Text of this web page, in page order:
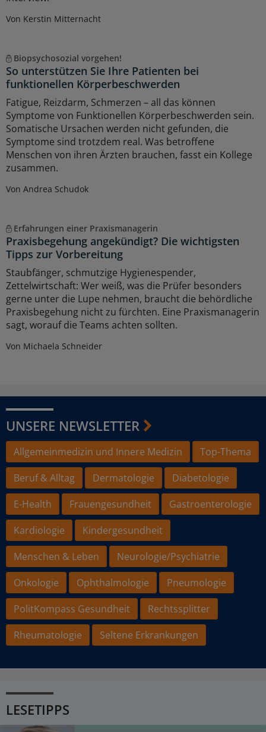
Von Kerstin Mitternacht
Biopsychosozial vorgehen!
So unterstützen Sie Ihre Patienten bei
funktionellen Körperbeschwerden
Fatigue, Reizdarm, Schmerzen – all das können
Symptome von Funktionellen Körperbeschwerden sein.
Somatische Ursachen werden nicht gefunden, die
Symptome sind trotzdem real. Was betroffene
Menschen von ihren Ärzten brauchen, fasst ein Kollege
zusammen.
Von Andrea Schudok
Erfahrungen einer Praxismanagerin
Praxisbegehung angekündigt? Die wichtigsten
Tipps zur Vorbereitung
Staubfänger, schmutzige Hygienespender,
Zettelwirtschaft: Wer weiß, was die Prüfer besonders
gerne unter die Lupe nehmen, braucht die behördliche
Praxisbegehung nicht zu fürchten. Eine Praxismanagerin
sagt, worauf die Teams achten sollten.
Von Michaela Schneider
UNSERE NEWSLETTER
Allgemeinmedizin und Innere Medizin
Top-Thema
Beruf & Alltag
Dermatologie
Diabetologie
E-Health
Frauengesundheit
Gastroenterologie
Kardiologie
Kindergesundheit
Menschen & Leben
Neurologie/Psychiatrie
Onkologie
Ophthalmologie
Pneumologie
PolitKompass Gesundheit
Rechtssplitter
Rheumatologie
Seltene Erkrankungen
LESETIPPS